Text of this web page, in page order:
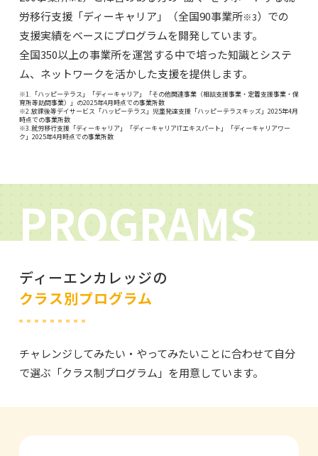
労移行支援「ディーキャリア」（全国90事業所※3）での
支援実績をベースにプログラムを開発しています。
全国350以上の事業所を運営する中で培った知識とシステ
ム、ネットワークを活かした支援を提供します。
※1.「ハッピーテラス」「ディーキャリア」「その他関連事業（相談支援事業・定着支援事業・保
育所等訪問事業）」の2025年4月時点での事業所数
※2.放課後等デイサービス「ハッピーテラス」児童発達支援「ハッピーテラスキッズ」2025年4月
時点での事業所数
※3.就労移行支援「ディーキャリア」「ディーキャリアITエキスパート」「ディーキャリアワー
ク」2025年4月時点での事業所数
PROGRAMS
ディーエンカレッジの
クラス別プログラム
チャレンジしてみたい・やってみたいことに合わせて自分
で選ぶ「クラス制プログラム」を用意しています。